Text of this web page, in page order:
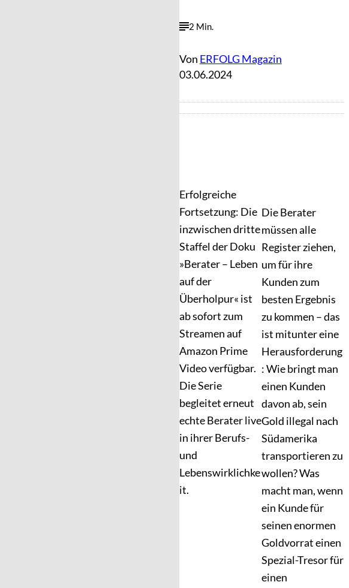
2 Min.
Von ERFOLG Magazin
03.06.2024
Erfolgreiche
Fortsetzung: Die
inzwischen dritte
Staffel der Doku
»Berater – Leben
auf der
Überholpur« ist
ab sofort zum
Streamen auf
Amazon Prime
Video verfügbar.
Die Serie
begleitet erneut
echte Berater live
in ihrer Berufs-
und
Lebenswirklichke
it.
Die Berater
müssen alle
Register ziehen,
um für ihre
Kunden zum
besten Ergebnis
zu kommen – das
ist mitunter eine
Herausforderung
: Wie bringt man
einen Kunden
davon ab, sein
Gold illegal nach
Südamerika
transportieren zu
wollen? Was
macht man, wenn
ein Kunde für
seinen enormen
Goldvorrat einen
Spezial-Tresor für
einen